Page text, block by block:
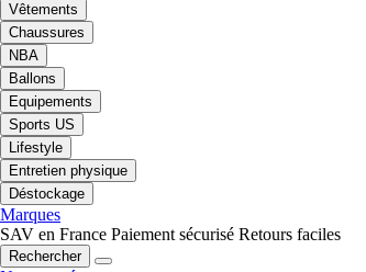
Vêtements
Chaussures
NBA
Ballons
Equipements
Sports US
Lifestyle
Entretien physique
Déstockage
Marques
SAV en France Paiement sécurisé Retours faciles
Rechercher